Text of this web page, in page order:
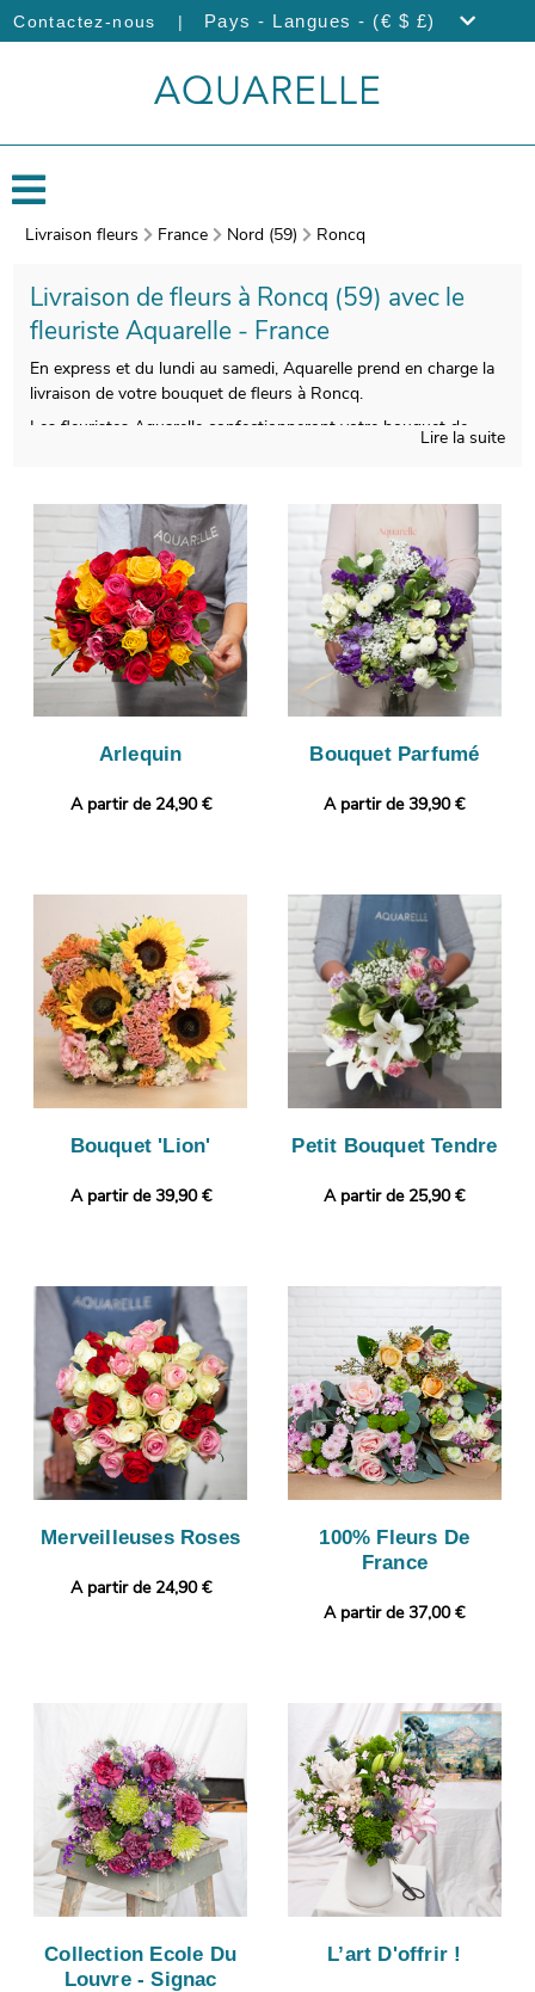
Contactez-nous | Pays - Langues - (€ $ £)
Livraison fleurs France Nord (59) Roncq
Livraison de fleurs à Roncq (59) avec le
fleuriste Aquarelle - France
En express et du lundi au samedi, Aquarelle prend en charge la
livraison de votre bouquet de fleurs à Roncq.
Les fleuristes Aquarelle confectionneront votre bouquet de
transport. Àvant de l’envoyer, votre bouquet sera photographié.
Vous consulterez ensuite cette photographie afin que vous
puissiez jeter un œil à votre composition florale. C’est alors
qu’aura lieu sa livraison à Roncq. Vous désirez joindre à votre
bouquet une touche plus personnelle ? Selon vos préférences,
vous pourrez ajouter une photo ou un message à votre
commande.
Lire la suite
Arlequin
A partir de 24,90 €
Bouquet Parfumé
A partir de 39,90 €
Bouquet 'Lion'
A partir de 39,90 €
Petit Bouquet Tendre
A partir de 25,90 €
Merveilleuses Roses
A partir de 24,90 €
100% Fleurs De
France
A partir de 37,00 €
Collection Ecole Du
Louvre - Signac
L’art D'offrir !